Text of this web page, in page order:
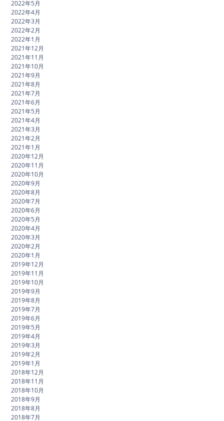
2022年5月
2022年4月
2022年3月
2022年2月
2022年1月
2021年12月
2021年11月
2021年10月
2021年9月
2021年8月
2021年7月
2021年6月
2021年5月
2021年4月
2021年3月
2021年2月
2021年1月
2020年12月
2020年11月
2020年10月
2020年9月
2020年8月
2020年7月
2020年6月
2020年5月
2020年4月
2020年3月
2020年2月
2020年1月
2019年12月
2019年11月
2019年10月
2019年9月
2019年8月
2019年7月
2019年6月
2019年5月
2019年4月
2019年3月
2019年2月
2019年1月
2018年12月
2018年11月
2018年10月
2018年9月
2018年8月
2018年7月